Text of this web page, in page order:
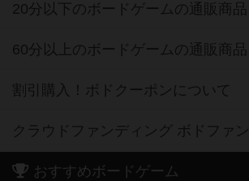
20分以下のボードゲームの通販商品
60分以上のボードゲームの通販商品
割引購入！ボドクーポンについて
クラウドファンディング ボドファン
おすすめボードゲーム